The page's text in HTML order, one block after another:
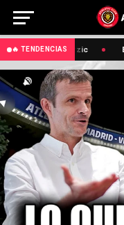
🔥 TENDENCIAS
🔥 Edin Terzic